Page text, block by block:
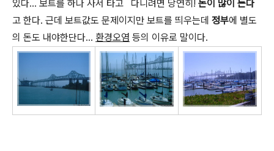
있다... 보트를 하나 사서 타고 다니려면 당연히! 돈이 많이 든다
고 한다. 근데 보트값도 문제이지만 보트를 띄우는데 정부에 별도
의 돈도 내야한단다... 환경오염 등의 이유로 말이다.